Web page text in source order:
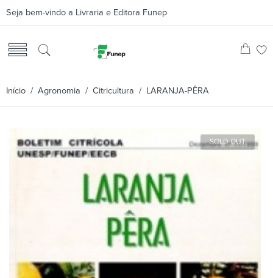
Seja bem-vindo a Livraria e Editora Funep
Início / Agronomia / Citricultura / LARANJA-PÊRA
SOLD OUT